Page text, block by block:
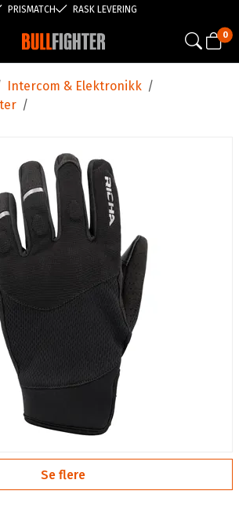
PRISMATCH RASK LEVERING
0
/
Intercom & Elektronikk
/
Se flere